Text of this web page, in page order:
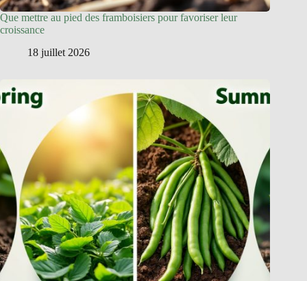
Que mettre au pied des framboisiers pour favoriser leur
croissance
18 juillet 2026